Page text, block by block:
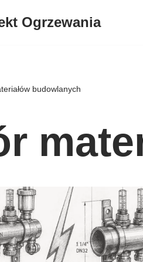
Ogrzewania
budowlanych